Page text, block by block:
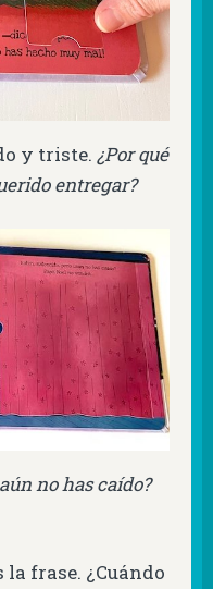
y triste. ¿Por qué
entregar?
no has caído?
frase. ¿Cuándo